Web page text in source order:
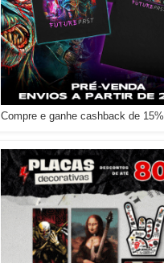
Compre e ganhe cashback de 15%